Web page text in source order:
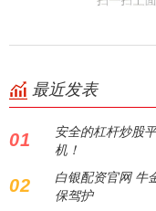
最近发表
01
安全的杠杆炒股
机！
02
白银配资官网 牛
保驾护